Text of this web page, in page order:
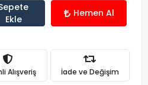
Ekle
Hemen Al
Alışveriş İade ve Değişim